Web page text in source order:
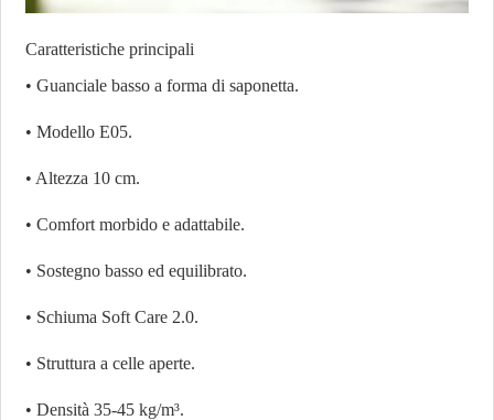
Caratteristiche principali
• Guanciale basso a forma di saponetta.
• Modello E05.
• Altezza 10 cm.
• Comfort morbido e adattabile.
• Sostegno basso ed equilibrato.
• Schiuma Soft Care 2.0.
• Struttura a celle aperte.
• Densità 35-45 kg/m³.